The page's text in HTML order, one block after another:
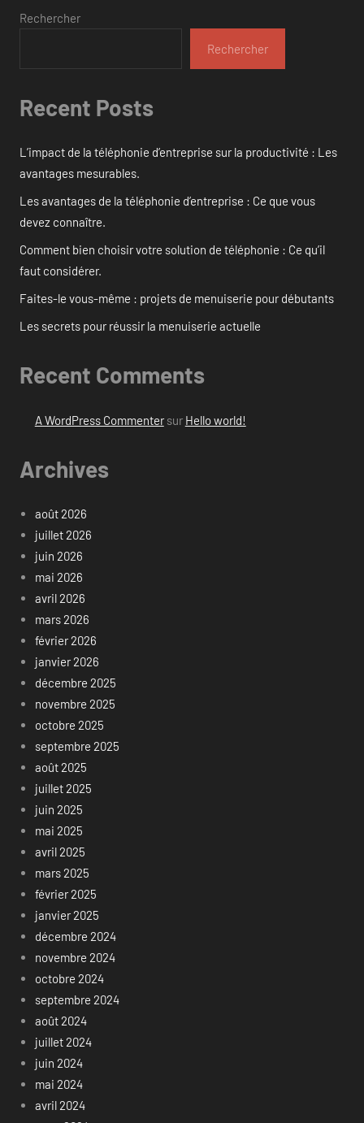
Rechercher
Rechercher
Recent Posts
L’impact de la téléphonie d’entreprise sur la productivité : Les
avantages mesurables.
Les avantages de la téléphonie d’entreprise : Ce que vous
devez connaître.
Comment bien choisir votre solution de téléphonie : Ce qu’il
faut considérer.
Faites-le vous-même : projets de menuiserie pour débutants
Les secrets pour réussir la menuiserie actuelle
Recent Comments
A WordPress Commentersur Hello world!
Archives
août 2026
juillet 2026
juin 2026
mai 2026
avril 2026
mars 2026
février 2026
janvier 2026
décembre 2025
novembre 2025
octobre 2025
septembre 2025
août 2025
juillet 2025
juin 2025
mai 2025
avril 2025
mars 2025
février 2025
janvier 2025
décembre 2024
novembre 2024
octobre 2024
septembre 2024
août 2024
juillet 2024
juin 2024
mai 2024
avril 2024